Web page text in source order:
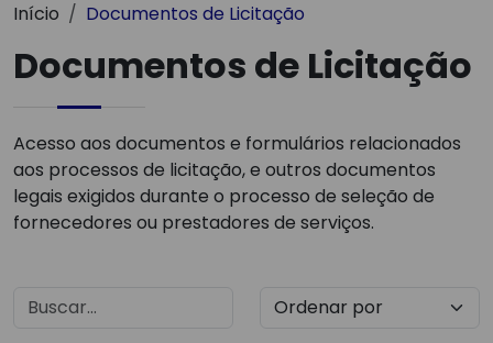
Início Documentos de Licitação
Documentos de Licitação
Acesso aos documentos e formulários relacionados
aos processos de licitação, e outros documentos
legais exigidos durante o processo de seleção de
fornecedores ou prestadores de serviços.